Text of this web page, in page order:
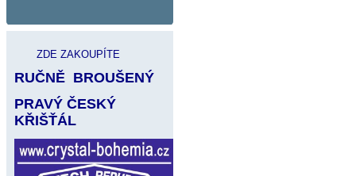
ZDE ZAKOUPÍTE
RUČNĚ BROUŠENÝ
PRAVÝ ČESKÝ
KŘIŠŤÁL